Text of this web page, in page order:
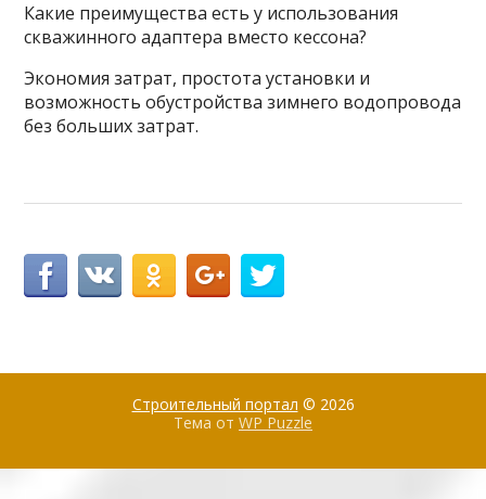
Какие преимущества есть у использования
скважинного адаптера вместо кессона?
Экономия затрат, простота установки и
возможность обустройства зимнего водопровода
без больших затрат.
Строительный портал © 2026
Тема от WP Puzzle